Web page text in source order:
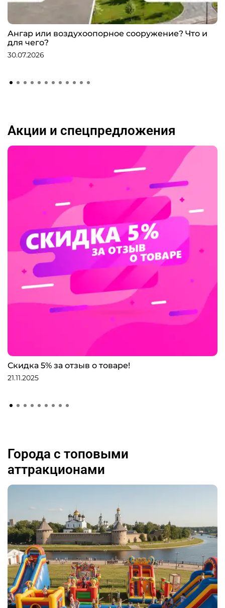
Ангар или воздухоопорное сооружение? Что и
для чего?
30.07.2026
Акции и спецпредложения
Скидка 5% за отзыв о товаре!
21.11.2025
Города с топовыми
аттракционами